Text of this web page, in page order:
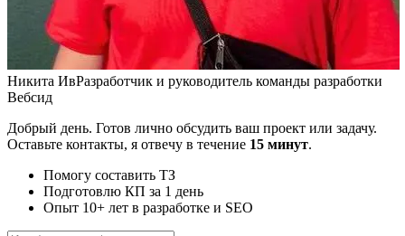
Никита ИвРазработчик и руководитель команды разработки
Вебсид
Добрый день. Готов лично обсудить ваш проект или задачу.
Оставьте контакты, я отвечу в течение 15 минут.
Помогу составить ТЗ
Подготовлю КП за 1 день
Опыт 10+ лет в разработке и SEO